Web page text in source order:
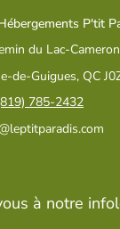
P'tit
du Lac-
de-Guigues, QC
785-2432
à notre